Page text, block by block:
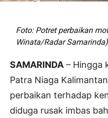
Foto: Potret perbaikan
Winata/Radar Samarinda)
SAMARINDA – Hingga
Patra Niaga
perbaikan terhadap
diduga rusak imbas